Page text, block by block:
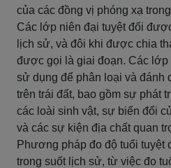
của các đồng vị phóng xạ
Các lớp niên đại tuyệt đối
lịch sử, và đôi khi được chia
được gọi là giai đoạn. Các
sử dụng để phân loại và đánh
trên trái đất, bao gồm sự phát
các loài sinh vật, sự biến đổi
và các sự kiện địa chất quan
Phương pháp đo độ tuổi tuyệt
trong suốt lịch sử, từ việc đo